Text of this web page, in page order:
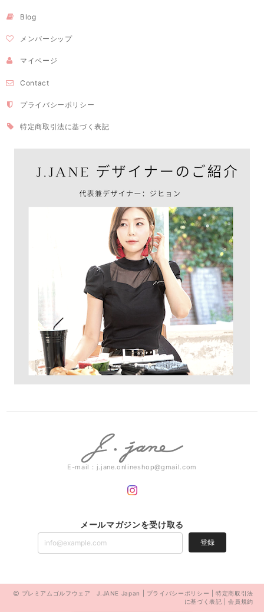
Blog
メンバーシップ
マイページ
Contact
プライバシーポリシー
特定商取引法に基づく表記
E-mail： j.jane.onlineshop@gmail.com
メールマガジンを受け取る
登録
プレミアムゴルフウェア J.JANE Japan | プライバシーポリシー |特定商取引法
に基づく表記
|会員規約